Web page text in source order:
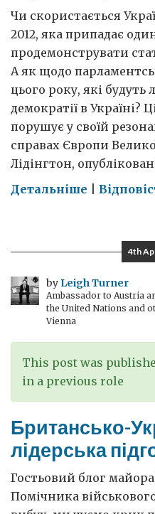
Чи скористається
2012, яка припадає
продемонструвати
А як щодо
цього року, які
демократії в Україні?
порушує у своїй
справах Європи
Лідінгтон,
Детальніше on
4th
by Leigh Turner
Ambassador to Austria
the United Nations and
Vienna
This post was
in a previous role
Британсько-
лідерська
Гостьовий блог майора
Помічника